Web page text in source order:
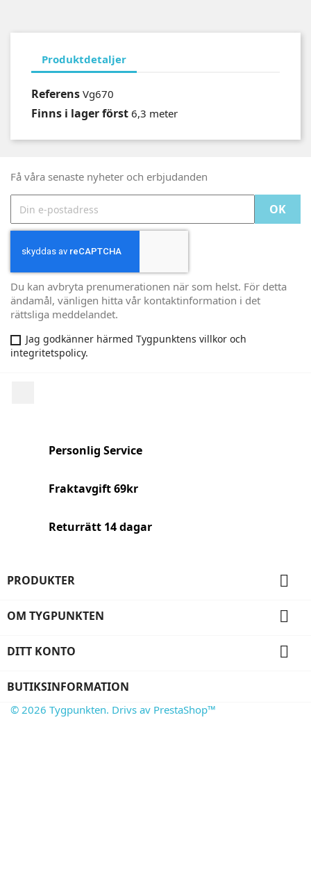
Produktdetaljer
Referens Vg670
Finns i lager först 6,3 meter
Få våra senaste nyheter och erbjudanden
Du kan avbryta prenumerationen när som helst. För detta
ändamål, vänligen hitta vår kontaktinformation i det
rättsliga meddelandet.
Jag godkänner härmed Tygpunktens villkor och
integritetspolicy.
Personlig Service
Fraktavgift 69kr
Returrätt 14 dagar
PRODUKTER 
OM TYGPUNKTEN 
DITT KONTO 
BUTIKSINFORMATION
© 2026 Tygpunkten. Drivs av PrestaShop™